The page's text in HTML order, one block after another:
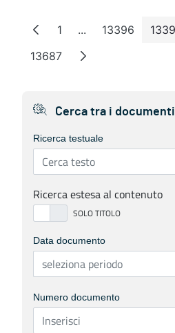
Pagina
1 ...Pagine intermedie
Pagina
13396
Pagina
13687
Cerca tra i documenti
Ricerca testuale
Ricerca estesa al contenuto
Data documento
Numero documento